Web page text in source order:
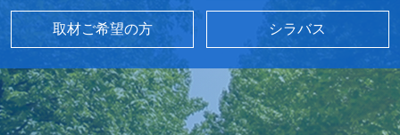
取材ご希望の方 シラバス